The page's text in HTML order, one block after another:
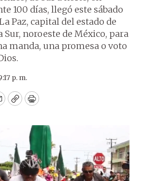
100 días, llegó este sábado
Paz, capital del estado de
Sur, noroeste de México, para
manda, una promesa o voto
p. m.
CopyPrint